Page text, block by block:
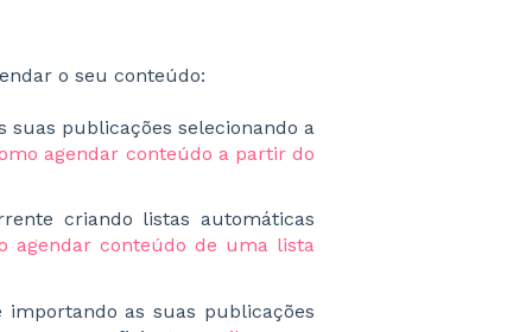
o seu conteúdo:
publicações selecionando a
agendar conteúdo a partir do
criando listas automáticas
agendar conteúdo de uma lista
as suas publicações